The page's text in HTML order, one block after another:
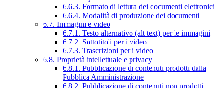
6.6.3. Formato di lettura dei documenti elettronici
6.6.4. Modalità di produzione dei documenti
6.7. Immagini e video
6.7.1. Testo alternativo (alt text) per le immagini
6.7.2. Sottotitoli per i video
6.7.3. Trascrizioni per i video
6.8. Proprietà intellettuale e privacy
6.8.1. Pubblicazione di contenuti prodotti dalla
Pubblica Amministrazione
6.8.2. Pubblicazione di contenuti non prodotti